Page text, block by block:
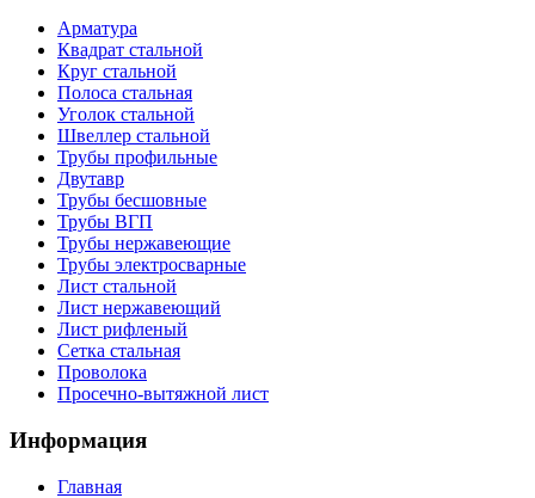
Арматура
Квадрат стальной
Круг стальной
Полоса стальная
Уголок стальной
Швеллер стальной
Трубы профильные
Двутавр
Трубы бесшовные
Трубы ВГП
Трубы нержавеющие
Трубы электросварные
Лист стальной
Лист нержавеющий
Лист рифленый
Сетка стальная
Проволока
Просечно-вытяжной лист
Информация
Главная